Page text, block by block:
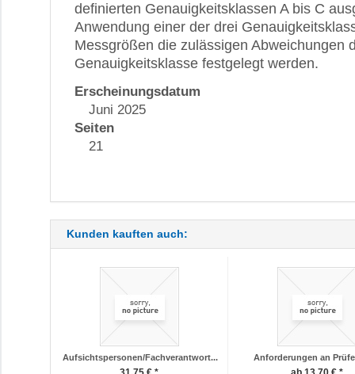
definierten Genauigkeitsklassen A bis C
Anwendung einer der drei
Messgrößen die zulässigen Abweichungen
Genauigkeitsklasse festgelegt werden.
Erscheinungsdatum
Juni 2025
Seiten
21
Kunden kauften auch:
Aufsichtspersonen/Fachverantwort... Anforderungen an